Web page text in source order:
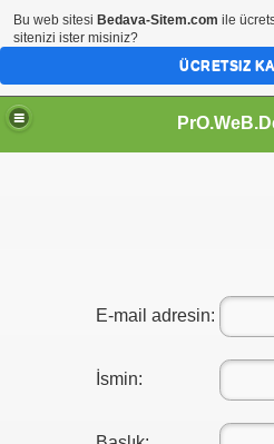
E-mail adresin:
İsmin:
Bu web sitesi Bedava-Sitem.com ile
sitenizi ister misiniz?
ÜCRETSIZ